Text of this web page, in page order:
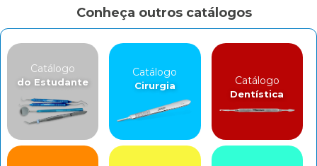
Conheça outros catálogos
Catálogo
do Estudante
Catálogo
Cirurgia Catálogo
Dentística